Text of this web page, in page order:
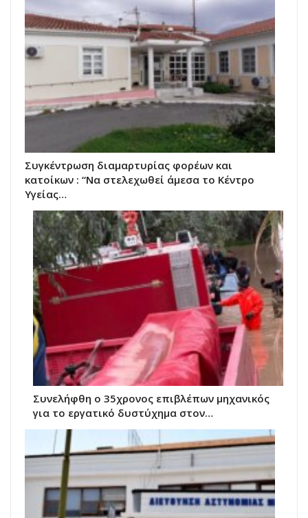
Συγκέντρωση διαμαρτυρίας φορέων και
κατοίκων : “Να στελεχωθεί άμεσα το Κέντρο
Υγείας…
Συνελήφθη ο 35χρονος επιβλέπων μηχανικός
για το εργατικό δυστύχημα στον…